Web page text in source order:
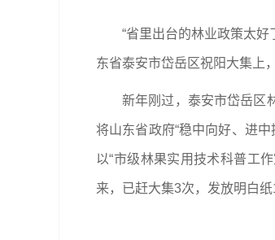
“省里出台的林业政策太
东省泰安市岱岳区祝阳大集上
新年刚过，泰安市岱岳区
将山东省政府“稳中向好、进
以“市级林果实用技术科普工
来，已赶大集3次，发放明白